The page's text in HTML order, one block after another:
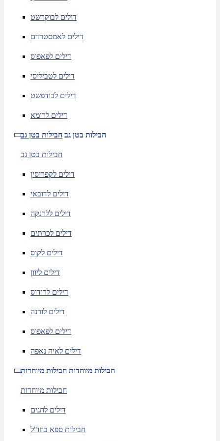
דילים לבוקרשט
דילים לאמסטרדם
דילים לפאפוס
דילים לטביליסי
דילים לבודפשט
דילים לרומא
חבילות בטן גב חבילות בטן גב
חבילות בטן גב
דילים לקפריסין
דילים לדובאי
דילים ללרנקה
דילים לכרתים
דילים לקוס
דילים ליוון
דילים לרודוס
דילים לורנה
דילים לפאפוס
דילים לאיה נאפה
חבילות מיוחדות חבילות מיוחדות
חבילות מיוחדות
דילים לחגים
חבילות ספא בחו"ל